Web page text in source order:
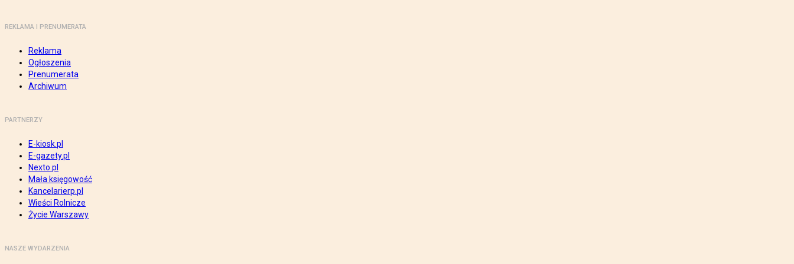
REKLAMA I PRENUMERATA
Reklama
Ogłoszenia
Prenumerata
Archiwum
PARTNERZY
E-kiosk.pl
E-gazety.pl
Nexto.pl
Mała księgowość
Kancelarierp.pl
Wieści Rolnicze
Życie Warszawy
NASZE WYDARZENIA